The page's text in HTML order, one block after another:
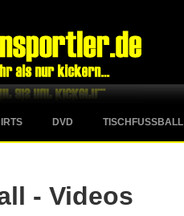
DVD TISCHFUSSBALL
- Videos